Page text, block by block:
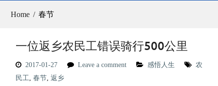
Home 春节
一位返乡农民工错误骑行500公里
2017-01-27 Leave a comment 感悟人生
农
民工, 春节, 返乡